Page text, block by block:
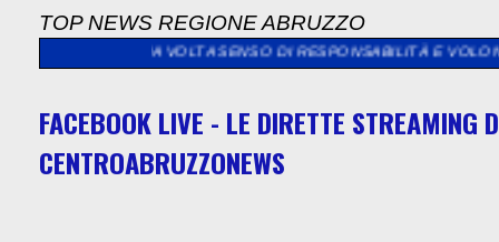
TOP NEWS REGIONE ABRUZZO
SENSO DI RESPONSABILITÀ E VOLONTÀ DI
FACEBOOK LIVE - LE DIRETTE STREAMING
CENTROABRUZZONEWS